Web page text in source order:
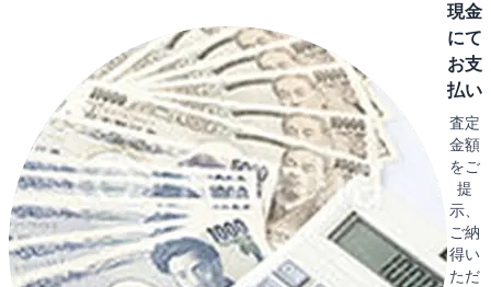
現金
にて
お支
払い
査定
金額
をご
提
示、
ご納
得い
ただ